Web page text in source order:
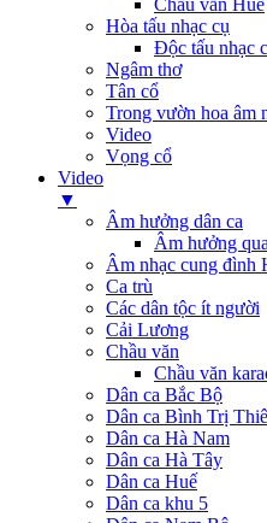
Chầu văn Huế
Hòa tấu nhạc cụ
Độc tấu nhạc
Ngâm thơ
Tân cổ
Trong vườn hoa âm
Video
Vọng cổ
Video
▼
Âm hưởng dân ca
Âm hưởng
Âm nhạc cung đình
Ca trù
Các dân tộc ít người
Cải Lương
Chầu văn
Chầu văn
Dân ca Bắc Bộ
Dân ca Bình Trị
Dân ca Hà Nam
Dân ca Hà Tây
Dân ca Huế
Dân ca khu 5